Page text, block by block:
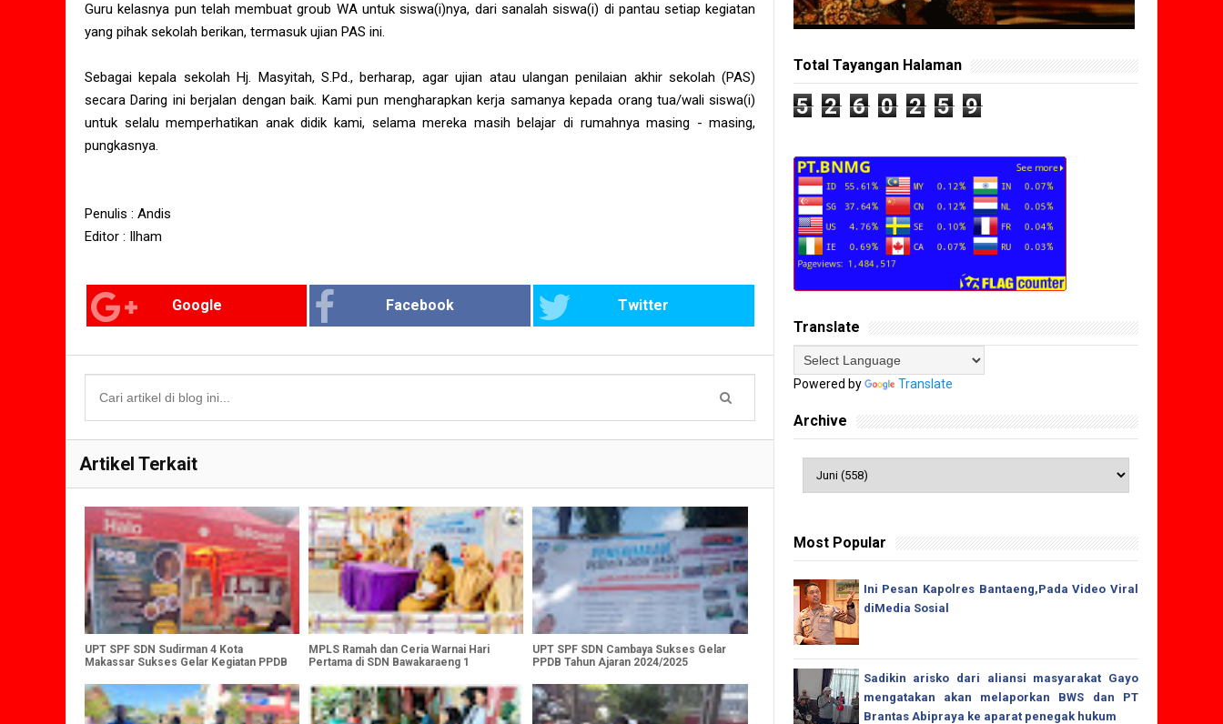
Guru kelasnya pun telah membuat groub WA untuk siswa(i)nya, dari sanalah siswa(i) di pantau setiap kegiatan
yang pihak sekolah berikan, termasuk ujian PAS ini.
Sebagai kepala sekolah Hj. Masyitah, S.Pd., berharap, agar ujian atau ulangan penilaian akhir sekolah (PAS)
secara Daring ini berjalan dengan baik. Kami pun mengharapkan kerja samanya kepada orang tua/wali siswa(i)
untuk selalu memperhatikan anak didik kami, selama mereka masih belajar di rumahnya masing - masing,
pungkasnya.
Penulis : Andis
Editor : Ilham
Google Facebook Twitter
Artikel Terkait
UPT SPF SDN Sudirman 4 Kota
Makassar Sukses Gelar Kegiatan PPDB
MPLS Ramah dan Ceria Warnai Hari
Pertama di SDN Bawakaraeng 1
UPT SPF SDN Cambaya Sukses Gelar
PPDB Tahun Ajaran 2024/2025
Total Tayangan Halaman
5 2 6 0 2 5 9
Translate
Powered by Translate
Archive
Most Popular
Ini Pesan Kapolres Bantaeng,Pada Video Viral
diMedia Sosial
Sadikin arisko dari aliansi masyarakat Gayo
mengatakan akan melaporkan BWS dan PT
Brantas Abipraya ke aparat penegak hukum